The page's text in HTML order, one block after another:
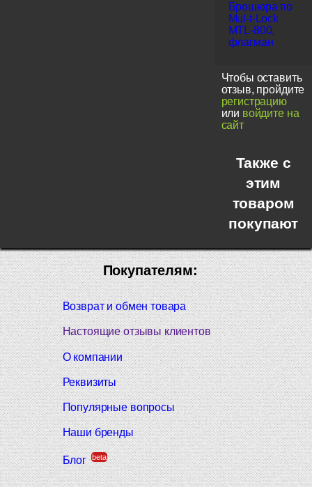
Брошюра по
Mul-t-Lock
MTL-800,
флагман
Чтобы оставить
отзыв, пройдите
регистрацию
или войдите на
сайт
Также с
этим
товаром
покупают
Покупателям:
Возврат и обмен товара
Настоящие отзывы клиентов
О компании
Реквизиты
Популярные вопросы
Наши бренды
Блог beta